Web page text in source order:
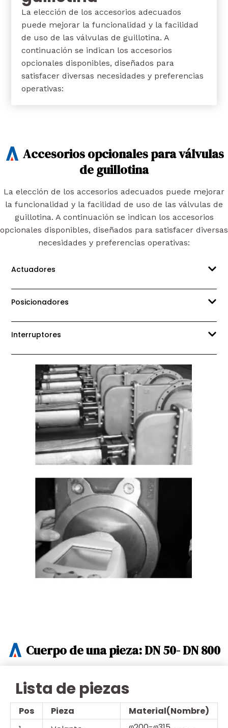
La elección de los accesorios adecuados
puede mejorar la funcionalidad y la facilidad
de uso de las válvulas de guillotina. A
continuación se indican los accesorios
opcionales disponibles, diseñados para
satisfacer diversas necesidades y preferencias
operativas:
Accesorios opcionales para válvulas
de guillotina
La elección de los accesorios adecuados puede mejorar
la funcionalidad y la facilidad de uso de las válvulas de
guillotina. A continuación se indican los accesorios
opcionales disponibles, diseñados para satisfacer diversas
necesidades y preferencias operativas:
Actuadores
Posicionadores
Interruptores
Cuerpo de una pieza: DN 50- DN 800
Lista de piezas
Pos Pieza
Material(Nombre)